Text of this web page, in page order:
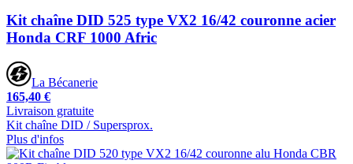
Kit chaîne DID 525 type VX2 16/42 couronne acier
Honda CRF 1000 Afric
La Bécanerie
165,40 €
Livraison gratuite
Kit chaîne DID / Supersprox.
Plus d'infos